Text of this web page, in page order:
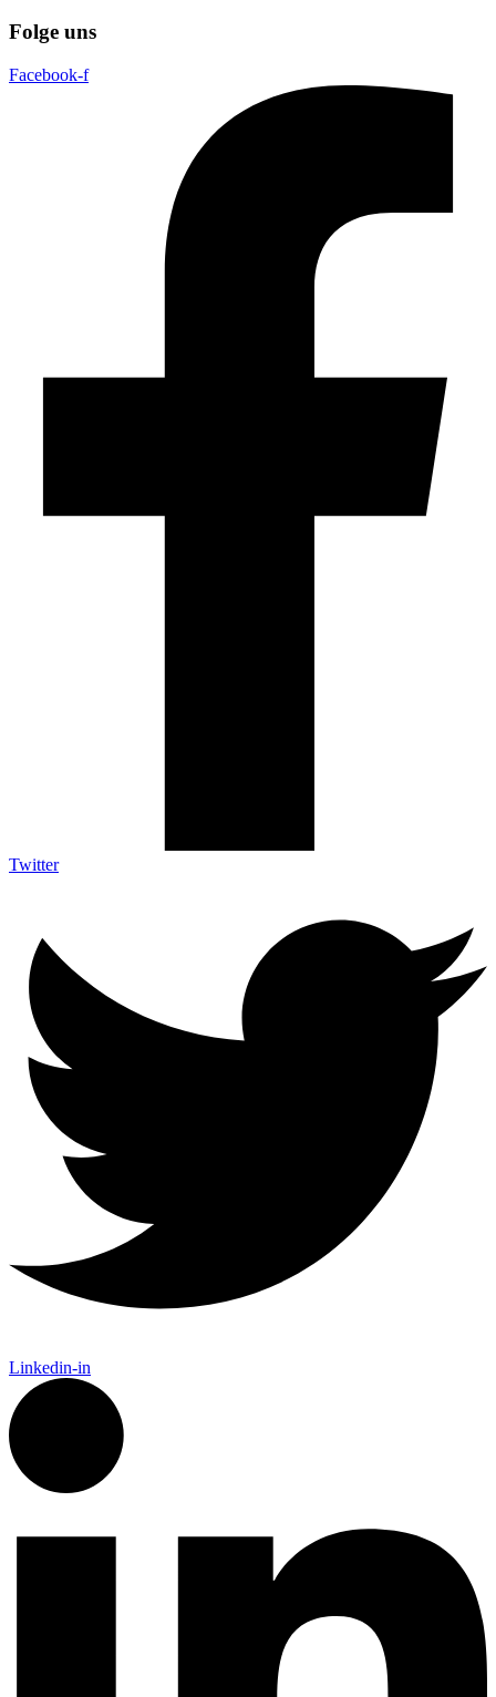
Folge uns
Facebook-f
Twitter
Linkedin-in